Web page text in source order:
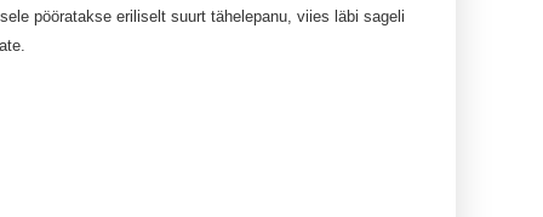
pööratakse eriliselt suurt tähelepanu, viies läbi sageli